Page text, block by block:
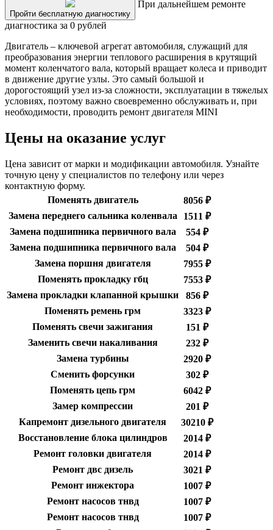
Пройти бесплатную диагностику
При дальнейшем ремонте
диагностика за 0 рублей
Двигатель – ключевой агрегат автомобиля, служащий для
преобразования энергии теплового расширения в крутящий
момент коленчатого вала, который вращает колеса и приводит
в движение другие узлы. Это самый большой и
дорогостоящий узел из-за сложности, эксплуатации в тяжелых
условиях, поэтому важно своевременно обслуживать и, при
необходимости, проводить ремонт двигателя MINI
Цены на оказание услуг
Цена зависит от марки и модификации автомобиля. Узнайте
точную цену у специалистов по телефону или через
контактную форму.
Поменять двигатель
8056 ₽
Замена переднего сальника коленвала
1511 ₽
Замена подшипника первичного вала
554 ₽
Замена подшипника первичного вала
504 ₽
Замена поршня двигателя
7955 ₽
Поменять прокладку гбц
7553 ₽
Замена прокладки клапанной крышки
856 ₽
Поменять ремень грм
3323 ₽
Поменять свечи зажигания
151 ₽
Заменить свечи накаливания
232 ₽
Замена турбины
2920 ₽
Сменить форсунки
302 ₽
Поменять цепь грм
6042 ₽
Замер компрессии
201 ₽
Капремонт дизельного двигателя
30210 ₽
Восстановление блока цилиндров
2014 ₽
Ремонт головки двигателя
2014 ₽
Ремонт двс дизель
3021 ₽
Ремонт инжектора
1007 ₽
Ремонт насосов тнвд
1007 ₽
Ремонт насосов тнвд
1007 ₽